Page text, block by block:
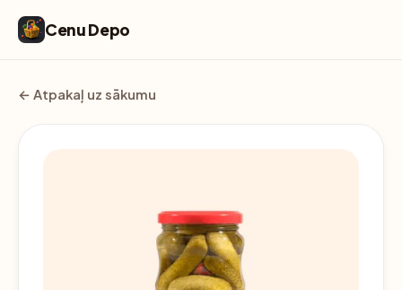
Cenu Depo
← Atpakaļ uz sākumu